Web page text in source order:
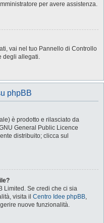
per avere assistenza.
vai nel tuo Pannello di Controllo
degli allegati.
phpBB
è prodotto e rilasciato da
General Public Licence
distribuito; clicca sul
Limited. Se credi che ci sia
visita il Centro Idee phpBB,
nuove funzionalità.